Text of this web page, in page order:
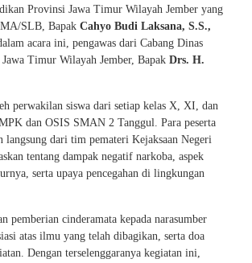
Provinsi Jawa Timur Wilayah Jember yang
SLB, Bapak Cahyo Budi Laksana, S.S.,
acara ini, pengawas dari Cabang Dinas
Timur Wilayah Jember, Bapak Drs. H.
perwakilan siswa dari setiap kelas X, XI, dan
dan OSIS SMAN 2 Tanggul. Para peserta
langsung dari tim pemateri Kejaksaan Negeri
tentang dampak negatif narkoba, aspek
serta upaya pencegahan di lingkungan
pemberian cinderamata kepada narasumber
atas ilmu yang telah dibagikan, serta doa
Dengan terselenggaranya kegiatan ini,